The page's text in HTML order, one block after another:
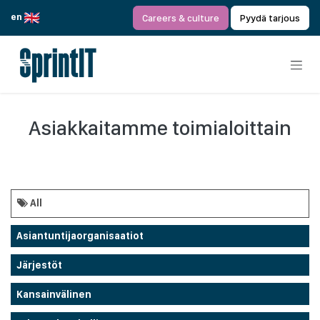
en
Careers & culture Pyydä tarjous
Asiakkaitamme toimialoittain
All
Asiantuntijaorganisaatiot
Järjestöt
Kansainvälinen